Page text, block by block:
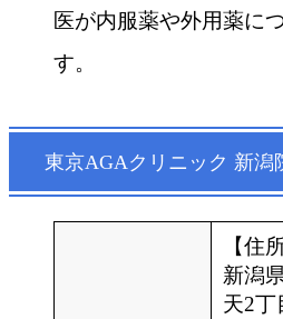
医が内服薬や外用薬に
す。
東京AGAクリニック 新潟
【住
新潟
天2丁